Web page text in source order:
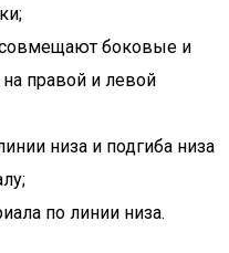
боковые и
правой и левой
низа и подгиба низа
по линии низа.